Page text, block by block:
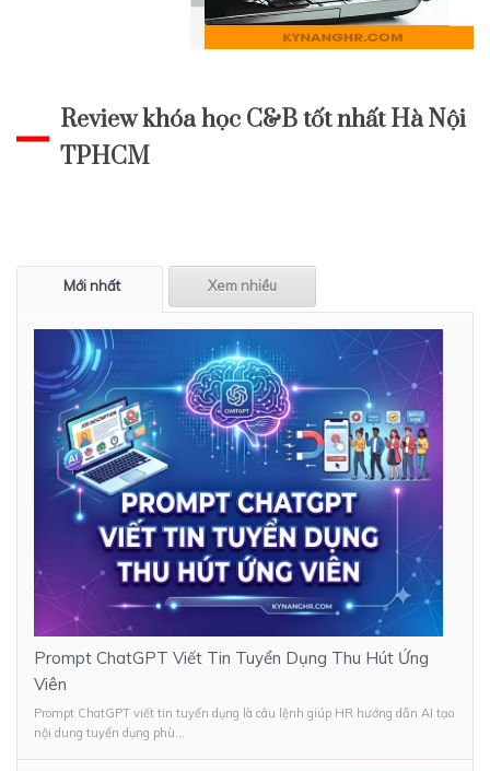
Review khóa học C&B tốt nhất Hà Nội
TPHCM
Mới nhất Xem nhiều
Prompt ChatGPT Viết Tin Tuyển Dụng Thu Hút Ứng
Viên
Prompt ChatGPT viết tin tuyển dụng là câu lệnh giúp HR hướng dẫn AI tạo
nội dung tuyển dụng phù...